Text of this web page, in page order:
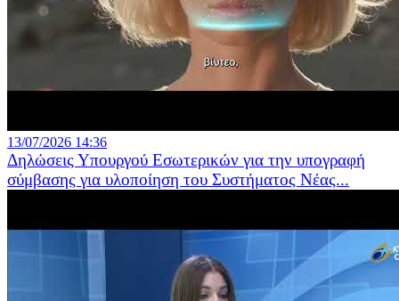
13/07/2026 14:36
Δηλώσεις Υπουργού Εσωτερικών για την υπογραφή
σύμβασης για υλοποίηση του Συστήματος Νέας...